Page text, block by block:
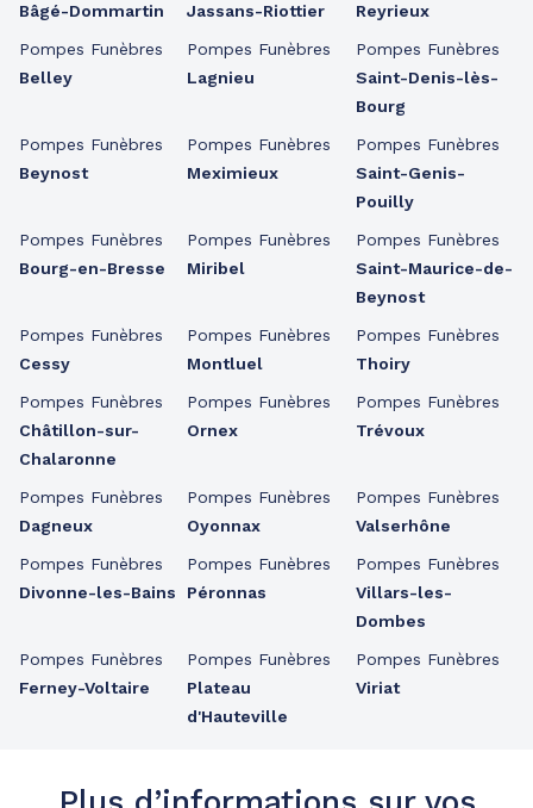
Bâgé-Dommartin
Pompes Funèbres
Belley
Pompes Funèbres
Beynost
Pompes Funèbres
Bourg-en-Bresse
Pompes Funèbres
Cessy
Pompes Funèbres
Châtillon-sur-
Chalaronne
Pompes Funèbres
Dagneux
Pompes Funèbres
Divonne-les-Bains
Pompes Funèbres
Ferney-Voltaire
Jassans-Riottier
Pompes Funèbres
Lagnieu
Pompes Funèbres
Meximieux
Pompes Funèbres
Miribel
Pompes Funèbres
Montluel
Pompes Funèbres
Ornex
Pompes Funèbres
Oyonnax
Pompes Funèbres
Péronnas
Pompes Funèbres
Plateau
d'Hauteville
Reyrieux
Pompes Funèbres
Saint-Denis-lès-
Bourg
Pompes Funèbres
Saint-Genis-
Pouilly
Pompes Funèbres
Saint-Maurice-de-
Beynost
Pompes Funèbres
Thoiry
Pompes Funèbres
Trévoux
Pompes Funèbres
Valserhône
Pompes Funèbres
Villars-les-
Dombes
Pompes Funèbres
Viriat